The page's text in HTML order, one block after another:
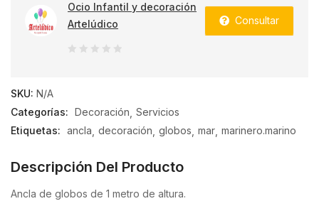
Ocio Infantil y decoración
Artelúdico
Consultar
SKU: N/A
Categorías: Decoración Servicios
Etiquetas: ancla decoración globos mar marinero.marino
Descripción Del Producto
Ancla de globos de 1 metro de altura.